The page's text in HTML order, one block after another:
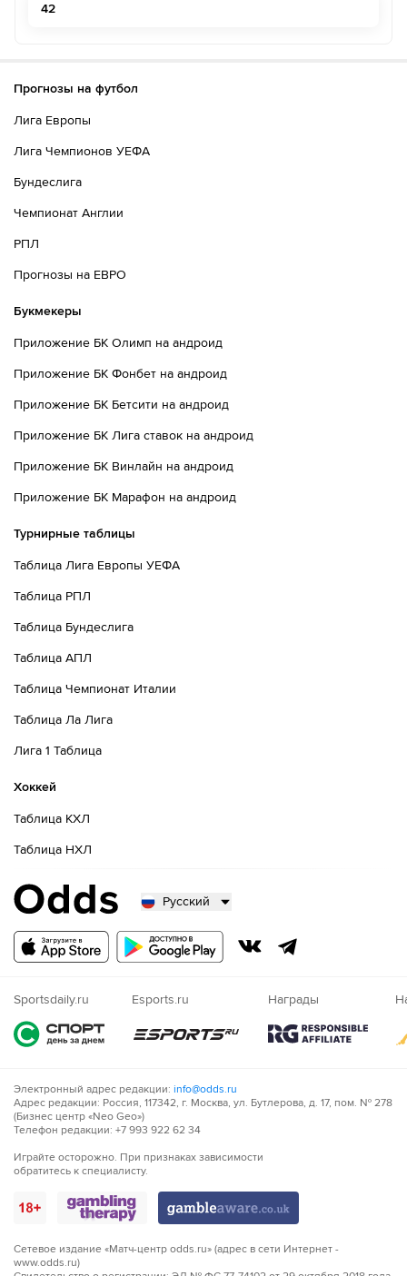
42
Прогнозы на футбол
Лига Европы
Лига Чемпионов УЕФА
Бундеслига
Чемпионат Англии
РПЛ
Прогнозы на ЕВРО
Букмекеры
Приложение БК Олимп на андроид
Приложение БК Фонбет на андроид
Приложение БК Бетсити на андроид
Приложение БК Лига ставок на андроид
Приложение БК Винлайн на андроид
Приложение БК Марафон на андроид
Турнирные таблицы
Таблица Лига Европы УЕФА
Таблица РПЛ
Таблица Бундеслига
Таблица АПЛ
Таблица Чемпионат Италии
Таблица Ла Лига
Лига 1 Таблица
Хоккей
Таблица КХЛ
Таблица НХЛ
Русский
Русский
Nigeria
Sportsdaily.ru Esports.ru Награды
Электронный адрес редакции: info@odds.ru
Адрес редакции: Россия, 117342, г. Москва, ул. Бутлерова, д. 17, пом. № 278
(Бизнес центр «Neo Geo»)
Телефон редакции: +7 993 922 62 34
Играйте осторожно. При признаках зависимости
обратитесь к специалисту.
Сетевое издание «Матч-центр odds.ru» (адрес в сети Интернет -
www.odds.ru)